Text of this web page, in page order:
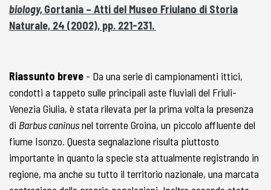
biology,Gortania – Atti del Museo Friulano di Storia
Naturale, 24 (2002), pp. 221-231.
Riassunto breve - Da una serie di campionamenti ittici,
condotti a tappeto sulle principali aste fluviali del Friuli-
Venezia Giulia, è stata rilevata per la prima volta la presenza
di Barbus caninusnel torrente Groina, un piccolo affluente del
fiume Isonzo. Questa segnalazione risulta piuttosto
importante in quanto la specie sta attualmente registrando in
regione, ma anche su tutto il territorio nazionale, una marcata